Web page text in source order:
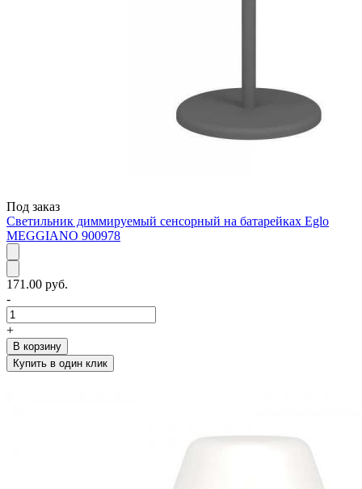
Под заказ
Светильник диммируемый сенсорный на батарейках Eglo
MEGGIANO 900978
171.00 руб.
-
+
В корзину
Купить в один клик